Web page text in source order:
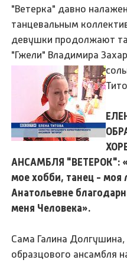
"Ветерка" давно
танцевальным
девушки продолжают
"Гжели" Владимира
АНСАМБЛЯ "ВЕТЕРОК":
мое хобби, танец - моя
Анатольевне
меня Человека».
Сама Галина
образцового ансамбля